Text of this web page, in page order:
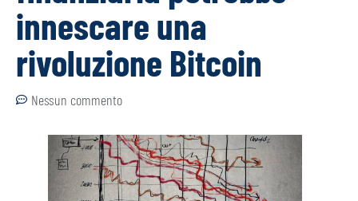
innescare una
rivoluzione Bitcoin
Nessun commento